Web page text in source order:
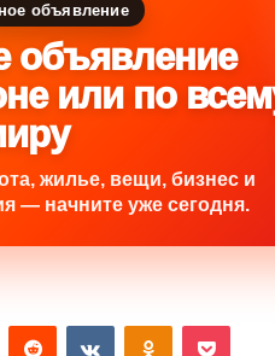
объявление
объявление
или по
жилье, вещи, бизнес и
— начните уже сегодня.